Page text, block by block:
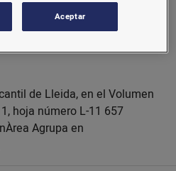
de Lleida, en el Volumen
hoja número L-11 657
Agrupa en
Aceptar